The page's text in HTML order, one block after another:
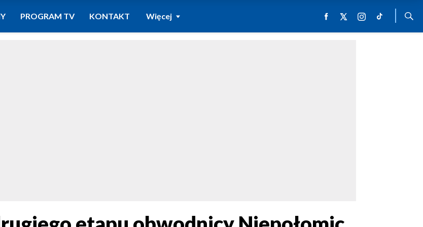
PROGRAM TV KONTAKT Więcej